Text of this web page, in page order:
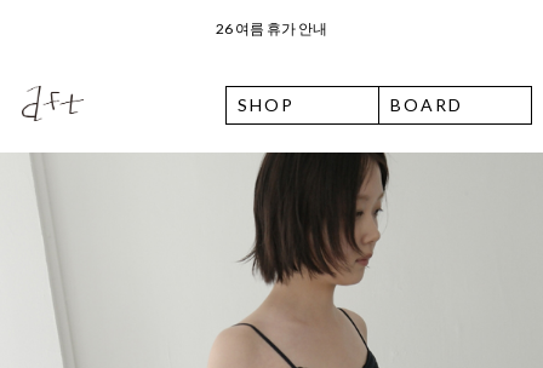
오늘 출발 ⛟ 이용 안내
SHOP BOARD